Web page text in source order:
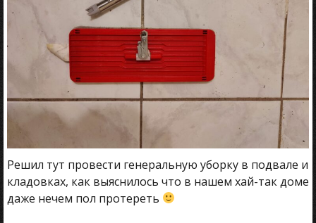
Решил тут провести генеральную уборку в подвале и
кладовках, как выяснилось что в нашем хай-так доме
даже нечем пол протереть